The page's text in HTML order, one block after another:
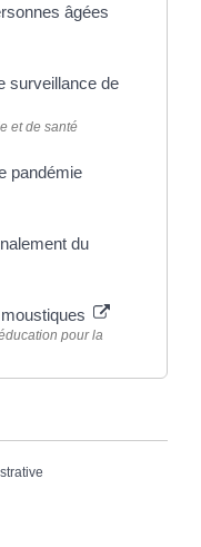
âgées
surveillance de
et de santé
pandémie
du
pour la